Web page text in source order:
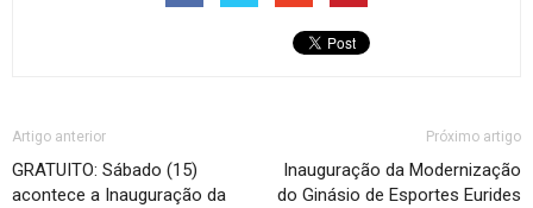
Artigo anterior
GRATUITO: Sábado (15)
acontece a Inauguração da
Próximo artigo
Inauguração da Modernização
do Ginásio de Esportes Eurides